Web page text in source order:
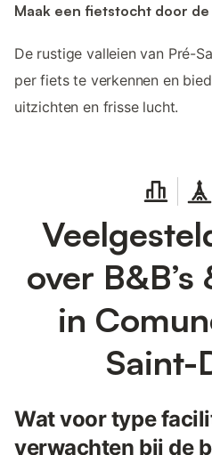
Maak een fietstocht door
De rustige valleien van Pré-
per fiets te verkennen en
uitzichten en frisse lucht.
over
in
Saint-
Wat voor type
verwachten bij de